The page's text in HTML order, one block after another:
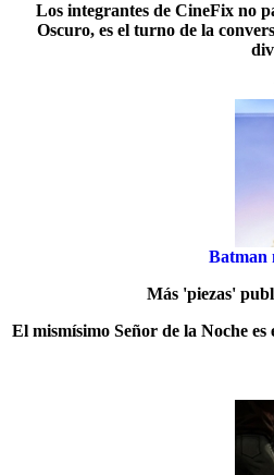
Los integrantes de CineFix no
Oscuro, es el turno de la
Batman
Más 'piezas'
El mismísimo Señor de la Noche